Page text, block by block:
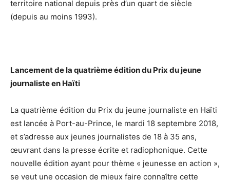
territoire national depuis près d’un quart de siècle
(depuis au moins 1993).
Lancement de la quatrième édition du Prix du jeune
journaliste en Haïti
La quatrième édition du Prix du jeune journaliste en Haïti
est lancée à Port-au-Prince, le mardi 18 septembre 2018,
et s’adresse aux jeunes journalistes de 18 à 35 ans,
œuvrant dans la presse écrite et radiophonique. Cette
nouvelle édition ayant pour thème « jeunesse en action »,
se veut une occasion de mieux faire connaître cette